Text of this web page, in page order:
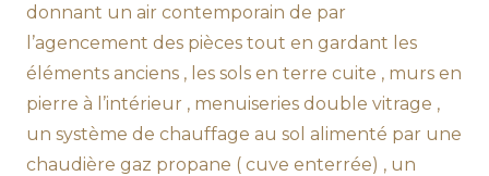
donnant un air contemporain de par
l’agencement des pièces tout en gardant les
éléments anciens , les sols en terre cuite , murs en
pierre à l’intérieur , menuiseries double vitrage ,
un système de chauffage au sol alimenté par une
chaudière gaz propane ( cuve enterrée) , un